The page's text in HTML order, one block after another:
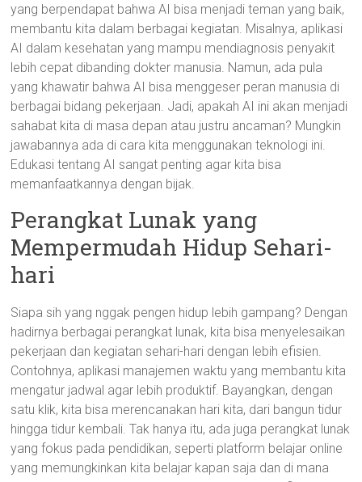
yang berpendapat bahwa AI bisa menjadi teman yang baik,
membantu kita dalam berbagai kegiatan. Misalnya, aplikasi
AI dalam kesehatan yang mampu mendiagnosis penyakit
lebih cepat dibanding dokter manusia. Namun, ada pula
yang khawatir bahwa AI bisa menggeser peran manusia di
berbagai bidang pekerjaan. Jadi, apakah AI ini akan menjadi
sahabat kita di masa depan atau justru ancaman? Mungkin
jawabannya ada di cara kita menggunakan teknologi ini.
Edukasi tentang AI sangat penting agar kita bisa
memanfaatkannya dengan bijak.
Perangkat Lunak yang
Mempermudah Hidup Sehari-
hari
Siapa sih yang nggak pengen hidup lebih gampang? Dengan
hadirnya berbagai perangkat lunak, kita bisa menyelesaikan
pekerjaan dan kegiatan sehari-hari dengan lebih efisien.
Contohnya, aplikasi manajemen waktu yang membantu kita
mengatur jadwal agar lebih produktif. Bayangkan, dengan
satu klik, kita bisa merencanakan hari kita, dari bangun tidur
hingga tidur kembali. Tak hanya itu, ada juga perangkat lunak
yang fokus pada pendidikan, seperti platform belajar online
yang memungkinkan kita belajar kapan saja dan di mana